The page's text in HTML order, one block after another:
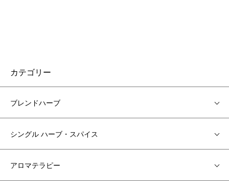
カテゴリー
ブレンドハーブ
シングル ハーブ・スパイス
アロマテラピー